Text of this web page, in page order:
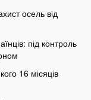
осель від
під контроль
16 місяців